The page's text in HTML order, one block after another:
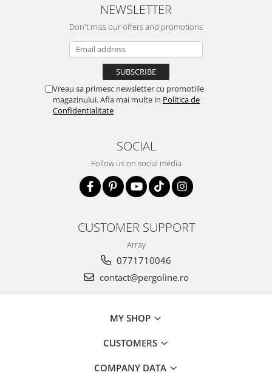
NEWSLETTER
Don't miss our offers and promotions
Vreau sa primesc newsletter cu promotiile
magazinului. Afla mai multe in Politica de
Confidentialitate
SOCIAL
Follow us on social media
CUSTOMER SUPPORT
Array
0771710046
contact@pergoline.ro
MY SHOP
CUSTOMERS
COMPANY DATA